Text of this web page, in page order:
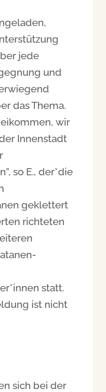
jede
und
das Thema.
wir
Innenstadt
so E., der*die
geklettert
richteten
statt.
ist nicht
sich bei der